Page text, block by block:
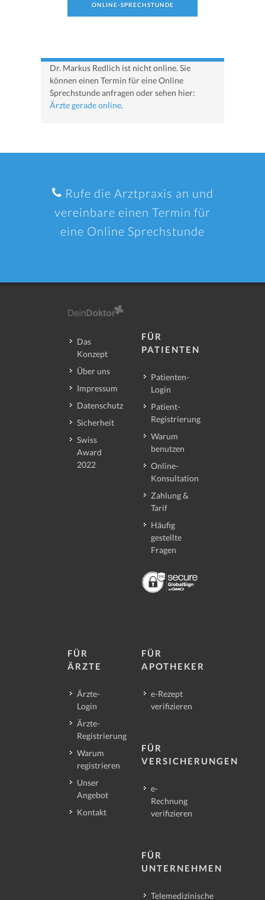
ONLINE-SPRECHSTUNDE
Dr. Markus Redlich ist nicht online. Sie
können einen Termin für eine Online
Sprechstunde anfragen oder sehen hier:
Ärzte gerade online.
Rufe die Arztpraxis an und
vereinbare einen Termin für
eine Online Sprechstunde
Das
Konzept
Über uns
Impressum
Datenschutz
Sicherheit
Swiss
Award
2022
FÜR
PATIENTEN
Patienten-
Login
Patient-
Registrierung
Warum
benutzen
Online-
Konsultation
Zahlung &
Tarif
Häufig
gestellte
Fragen
FÜR
ÄRZTE
Ärzte-
Login
Ärzte-
Registrierung
Warum
registrieren
Unser
Angebot
Kontakt
FÜR
APOTHEKER
e-Rezept
verifizieren
FÜR
VERSICHERUNGEN
e-
Rechnung
verifizieren
FÜR
UNTERNEHMEN
Telemedizinische